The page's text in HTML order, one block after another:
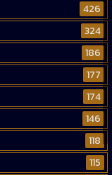
426
324
186
177
174
146
118
115